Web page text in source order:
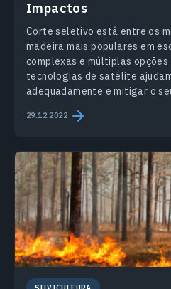
Impactos
Сorte seletivo está entre os
madeira mais populares em
complexas e múltiplas opções
tecnologias de satélite
adequadamente e mitigar o
29.12.2022